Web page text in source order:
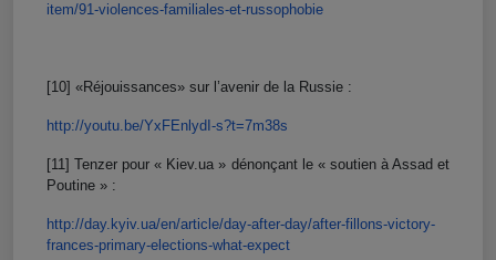
item/91-violences-familiales-et-russophobie
[10] «Réjouissances» sur l’avenir de la Russie :
http://youtu.be/YxFEnlydI-s?t=7m38s
[11] Tenzer pour « Kiev.ua » dénonçant le « soutien à Assad et
Poutine » :
http://day.kyiv.ua/en/article/day-after-day/after-fillons-victory-
frances-primary-elections-what-expect